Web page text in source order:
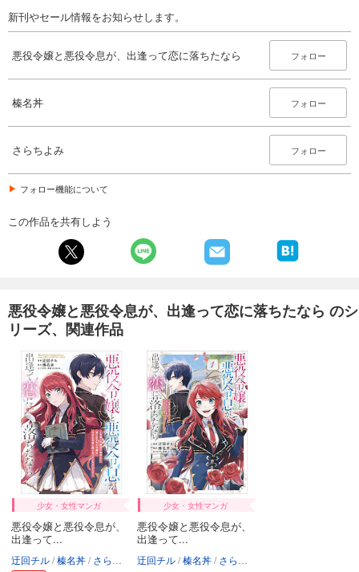
新刊やセール情報をお知らせします。
悪役令嬢と悪役令息が、出逢って恋に落ちたなら フォロー
榛名丼 フォロー
さらちよみ フォロー
フォロー機能について
この作品を共有しよう
悪役令嬢と悪役令息が、出逢って恋に落ちたなら のシ
リーズ、関連作品
少女・女性マンガ
悪役令嬢と悪役令息が、
出逢って...
迂回チル 榛名丼 さらちよみ
少女・女性マンガ
悪役令嬢と悪役令息が、
出逢って...
迂回チル 榛名丼 さらちよみ